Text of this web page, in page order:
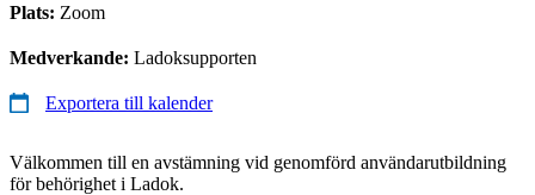
Plats: Zoom
Medverkande: Ladoksupporten
Exportera till kalender
Välkommen till en avstämning vid genomförd användarutbildning
för behörighet i Ladok.